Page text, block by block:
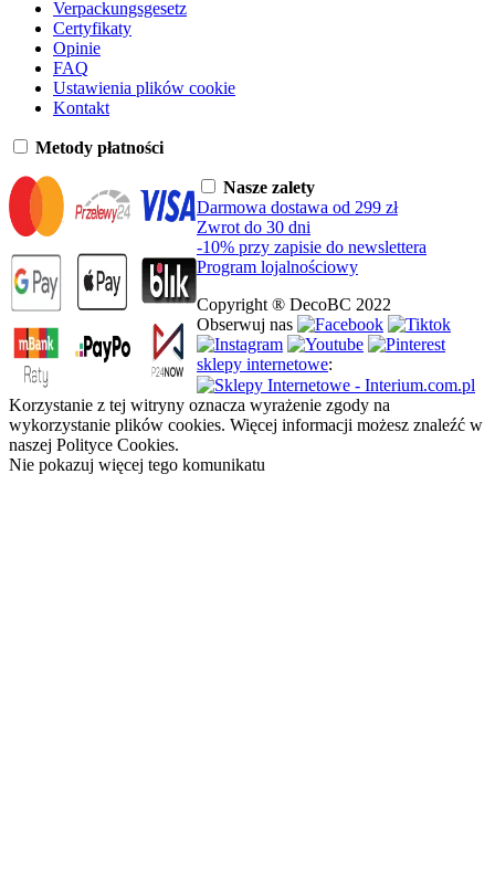
Verpackungsgesetz
Certyfikaty
Opinie
FAQ
Ustawienia plików cookie
Kontakt
Metody płatności
Nasze zalety
Darmowa dostawa od 299 zł
Zwrot do 30 dni
-10% przy zapisie do newslettera
Program lojalnościowy
Copyright ® DecoBC 2022
Obserwuj nas
sklepy internetowe:
Korzystanie z tej witryny oznacza wyrażenie zgody na
wykorzystanie plików cookies. Więcej informacji możesz znaleźć w
naszej Polityce Cookies.
Nie pokazuj więcej tego komunikatu